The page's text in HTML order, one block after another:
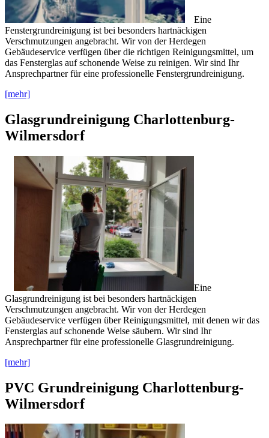
Eine
Fenstergrundreinigung ist bei besonders hartnäckigen
Verschmutzungen angebracht. Wir von der Herdegen
Gebäudeservice verfügen über die richtigen Reinigungsmittel, um
das Fensterglas auf schonende Weise zu reinigen. Wir sind Ihr
Ansprechpartner für eine professionelle Fenstergrundreinigung.
[mehr]
Glasgrundreinigung Charlottenburg-
Wilmersdorf
Eine
Glasgrundreinigung ist bei besonders hartnäckigen
Verschmutzungen angebracht. Wir von der Herdegen
Gebäudeservice verfügen über Reinigungsmittel, mit denen wir das
Fensterglas auf schonende Weise säubern. Wir sind Ihr
Ansprechpartner für eine professionelle Glasgrundreinigung.
[mehr]
PVC Grundreinigung Charlottenburg-
Wilmersdorf